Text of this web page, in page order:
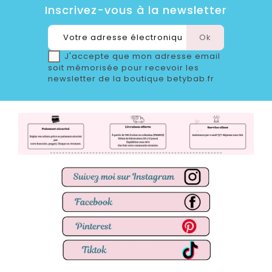
Inscrivez-vous à la newsletter
J'accepte que mon adresse email
soit mémorisée pour recevoir les
newsletter de la boutique betybab.fr